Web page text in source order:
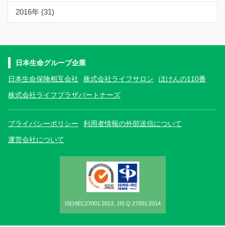
2016年 (31)
日本生命グループ企業
日本生命保険相互会社
株式会社ライフサロン
ほけんの110番
株式会社ライフプラザパートナーズ
プライバシーポリシー
利用者情報の外部送信について
運営会社について
ISO/IEC27001:2013, JIS Q 27001:2014